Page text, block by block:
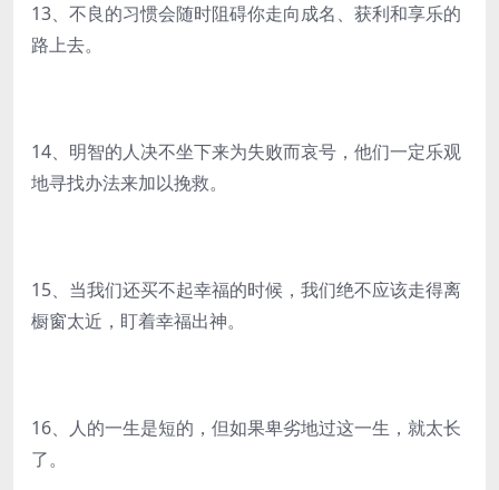
13、不良的习惯会随时阻碍你走向成名、获利和享乐的
路上去。
14、明智的人决不坐下来为失败而哀号，他们一定乐观
地寻找办法来加以挽救。
15、当我们还买不起幸福的时候，我们绝不应该走得离
橱窗太近，盯着幸福出神。
16、人的一生是短的，但如果卑劣地过这一生，就太长
了。